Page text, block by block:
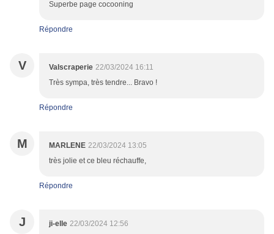
Superbe page cocooning
Répondre
V Valscraperie 22/03/2024 16:11
Très sympa, très tendre... Bravo !
Répondre
M MARLENE 22/03/2024 13:05
très jolie et ce bleu réchauffe,
Répondre
J ji-elle 22/03/2024 12:56